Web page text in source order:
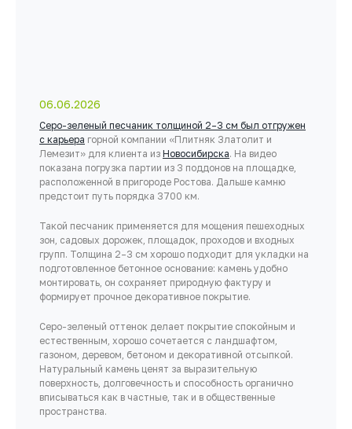
06.06.2026
Серо-зеленый песчаник толщиной 2–3 см был отгружен
с карьера горной компании «Плитняк Златолит и
Лемезит» для клиента из Новосибирска. На видео
показана погрузка партии из 3 поддонов на площадке,
расположенной в пригороде Ростова. Дальше камню
предстоит путь порядка 3700 км.
Такой песчаник применяется для мощения пешеходных
зон, садовых дорожек, площадок, проходов и входных
групп. Толщина 2–3 см хорошо подходит для укладки на
подготовленное бетонное основание: камень удобно
монтировать, он сохраняет природную фактуру и
формирует прочное декоративное покрытие.
Серо-зеленый оттенок делает покрытие спокойным и
естественным, хорошо сочетается с ландшафтом,
газоном, деревом, бетоном и декоративной отсыпкой.
Натуральный камень ценят за выразительную
поверхность, долговечность и способность органично
вписываться как в частные, так и в общественные
пространства.